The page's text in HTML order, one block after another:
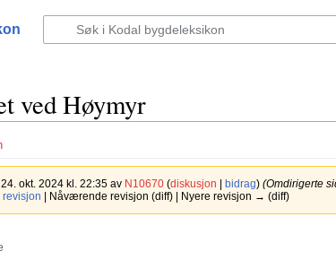
ved Høymyr
okt. 2024 kl. 22:35 av N10670 (diskusjon | bidrag) (Omdirigerte
| Nåværende revisjon (diff) | Nyere revisjon → (diff)